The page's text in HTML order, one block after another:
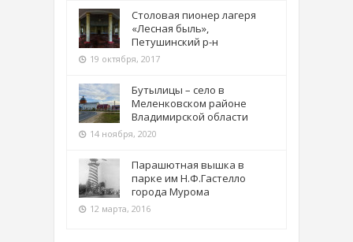
Столовая пионер лагеря
«Лесная быль»,
Петушинский р-н
19 октября, 2017
Бутылицы – село в
Меленковском районе
Владимирской области
14 ноября, 2020
Парашютная вышка в
парке им Н.Ф.Гастелло
города Мурома
12 марта, 2016